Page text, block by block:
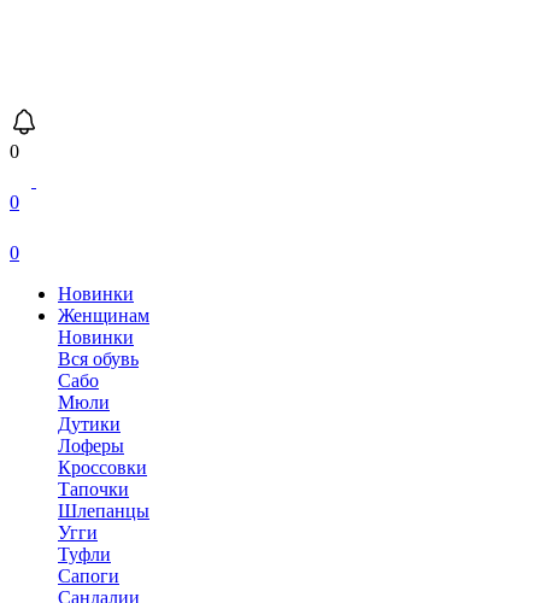
0
0
0
Новинки
Женщинам
Новинки
Вся обувь
Сабо
Мюли
Дутики
Лоферы
Кроссовки
Тапочки
Шлепанцы
Угги
Туфли
Сапоги
Сандалии